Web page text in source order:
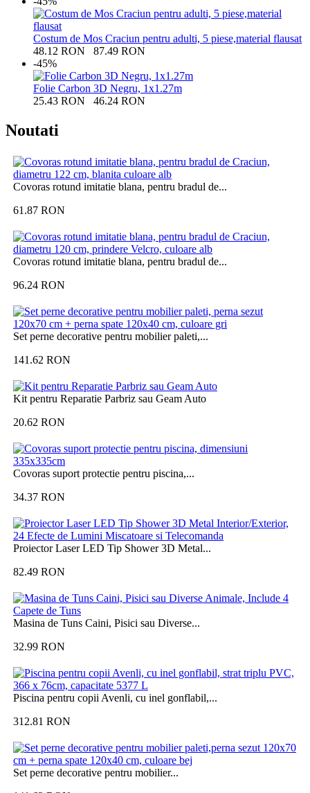
Costum de Mos Craciun pentru adulti, 5 piese,material flausat
48.12 RON 87.49 RON
-45%
Folie Carbon 3D Negru, 1x1.27m
25.43 RON 46.24 RON
Noutati
Covoras rotund imitatie blana, pentru bradul de...
61.87 RON
Covoras rotund imitatie blana, pentru bradul de...
96.24 RON
Set perne decorative pentru mobilier paleti,...
141.62 RON
Kit pentru Reparatie Parbriz sau Geam Auto
20.62 RON
Covoras suport protectie pentru piscina,...
34.37 RON
Proiector Laser LED Tip Shower 3D Metal...
82.49 RON
Masina de Tuns Caini, Pisici sau Diverse...
32.99 RON
Piscina pentru copii Avenli, cu inel gonflabil,...
312.81 RON
Set perne decorative pentru mobilier...